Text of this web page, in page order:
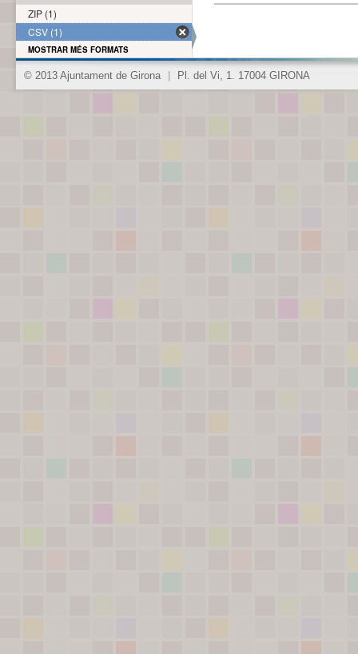
ZIP (1)
CSV (1)
MOSTRAR MÉS FORMATS
© 2013 Ajuntament de Girona Pl. del Vi, 1. 17004 GIRONA